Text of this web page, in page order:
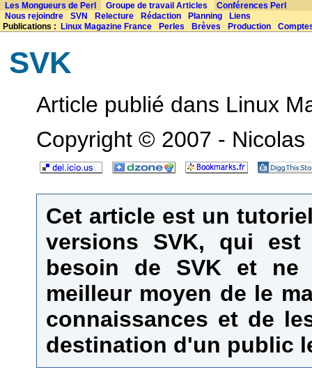
Les Mongueurs de Perl Groupe de travail Articles
Conférences Perl
Nous rejoindre
SVN Relecture Rédaction Planning
Liens
Publications : Linux Magazine France Perles Brèves Production
SVK
Article publié dans Linux
Copyright © 2007 - Nicolas
Cet article est un
versions SVK, qui
besoin de SVK et ne
meilleur moyen de le
connaissances et de
destination d'un public